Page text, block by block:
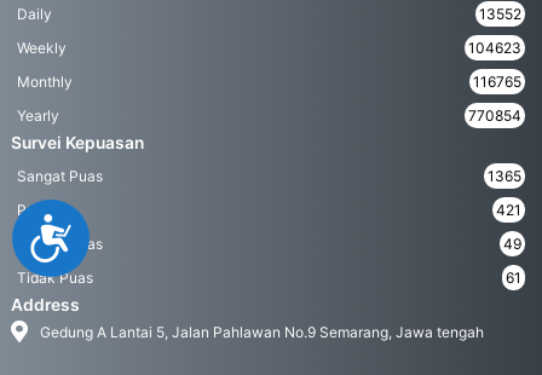
Accessibility
Daily
13552
Weekly
104623
Monthly
116765
Yearly
770854
Survei Kepuasan
Sangat Puas
1365
Puas
421
Kurang Puas
49
Tidak Puas
61
Address
Gedung A Lantai 5, Jalan Pahlawan No.9 Semarang, Jawa tengah